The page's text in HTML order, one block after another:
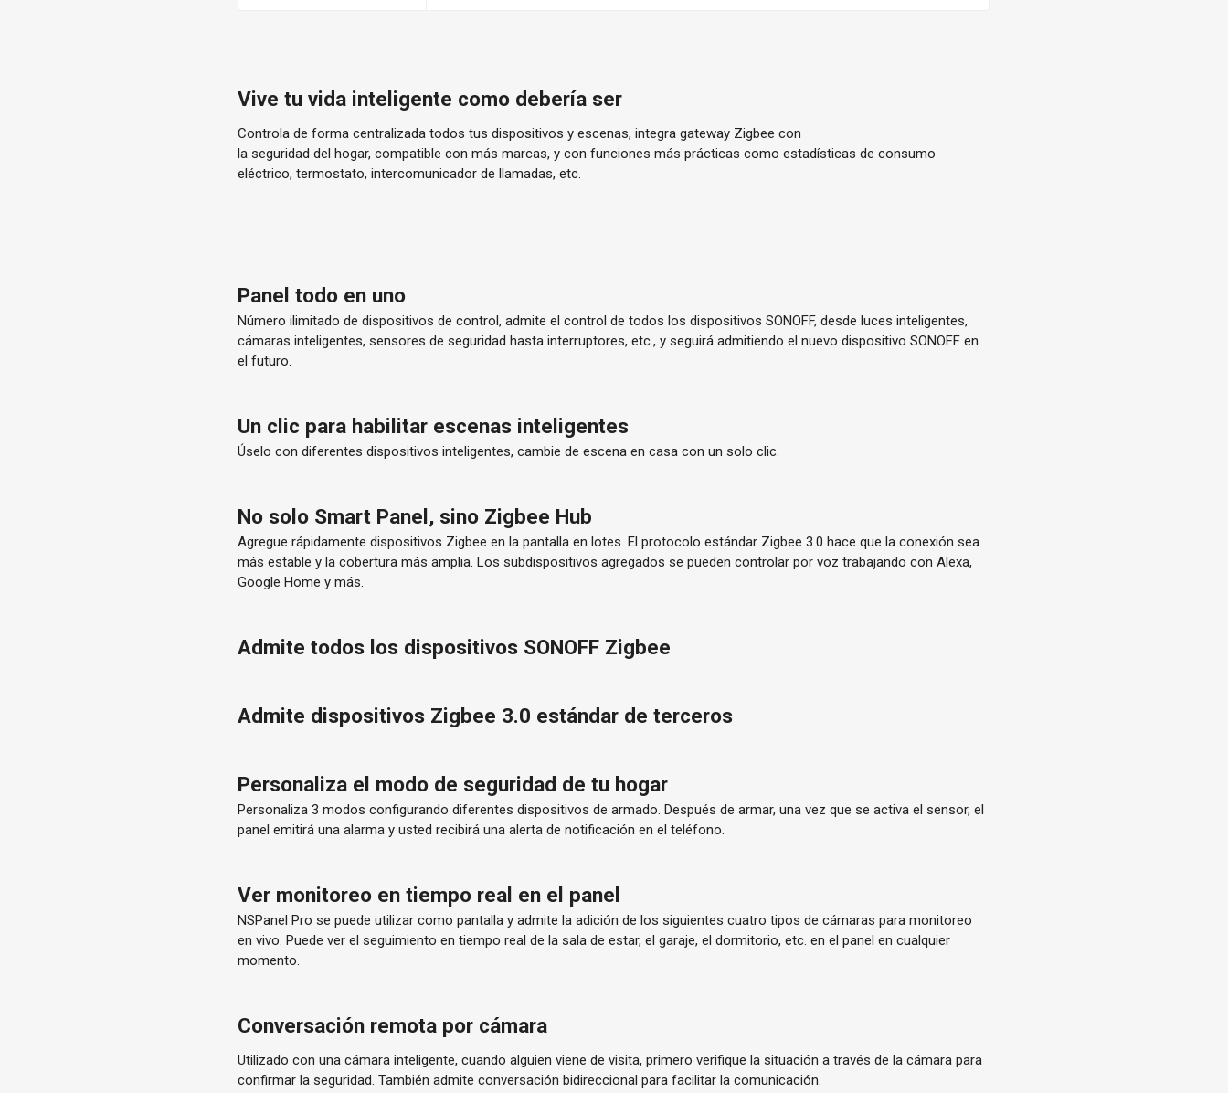
Vive tu vida inteligente como debería ser
Controla de forma centralizada todos tus dispositivos y escenas, integra gateway Zigbee con
la seguridad del hogar, compatible con más marcas, y con funciones más prácticas como estadísticas de consumo
eléctrico, termostato, intercomunicador de llamadas, etc.
Panel todo en uno
Número ilimitado de dispositivos de control, admite el control de todos los dispositivos SONOFF, desde luces inteligentes,
cámaras inteligentes, sensores de seguridad hasta interruptores, etc., y seguirá admitiendo el nuevo dispositivo SONOFF en
el futuro.
Un clic para habilitar escenas inteligentes
Úselo con diferentes dispositivos inteligentes, cambie de escena en casa con un solo clic.
No solo Smart Panel, sino Zigbee Hub
Agregue rápidamente dispositivos Zigbee en la pantalla en lotes. El protocolo estándar Zigbee 3.0 hace que la conexión sea
más estable y la cobertura más amplia. Los subdispositivos agregados se pueden controlar por voz trabajando con Alexa,
Google Home y más.
Admite todos los dispositivos SONOFF Zigbee
Admite dispositivos Zigbee 3.0 estándar de terceros
Personaliza el modo de seguridad de tu hogar
Personaliza 3 modos configurando diferentes dispositivos de armado. Después de armar, una vez que se activa el sensor, el
panel emitirá una alarma y usted recibirá una alerta de notificación en el teléfono.
Ver monitoreo en tiempo real en el panel
NSPanel Pro se puede utilizar como pantalla y admite la adición de los siguientes cuatro tipos de cámaras para monitoreo
en vivo. Puede ver el seguimiento en tiempo real de la sala de estar, el garaje, el dormitorio, etc. en el panel en cualquier
momento.
Conversación remota por cámara
Utilizado con una cámara inteligente, cuando alguien viene de visita, primero verifique la situación a través de la cámara para
confirmar la seguridad. También admite conversación bidireccional para facilitar la comunicación.